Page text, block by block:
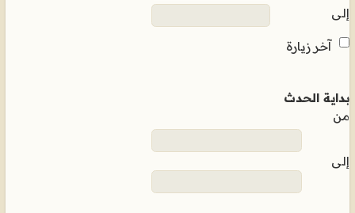
إلى
آخر زيارة
بداية الحدث
من
إلى